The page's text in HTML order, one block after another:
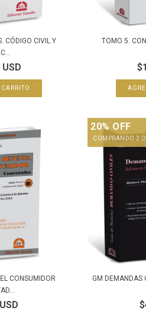
CÓDIGO CIVIL Y
TOMO 5.
CONSUMIDOR
20% OFF
COMPRANDO 2
GM DEMANDAS